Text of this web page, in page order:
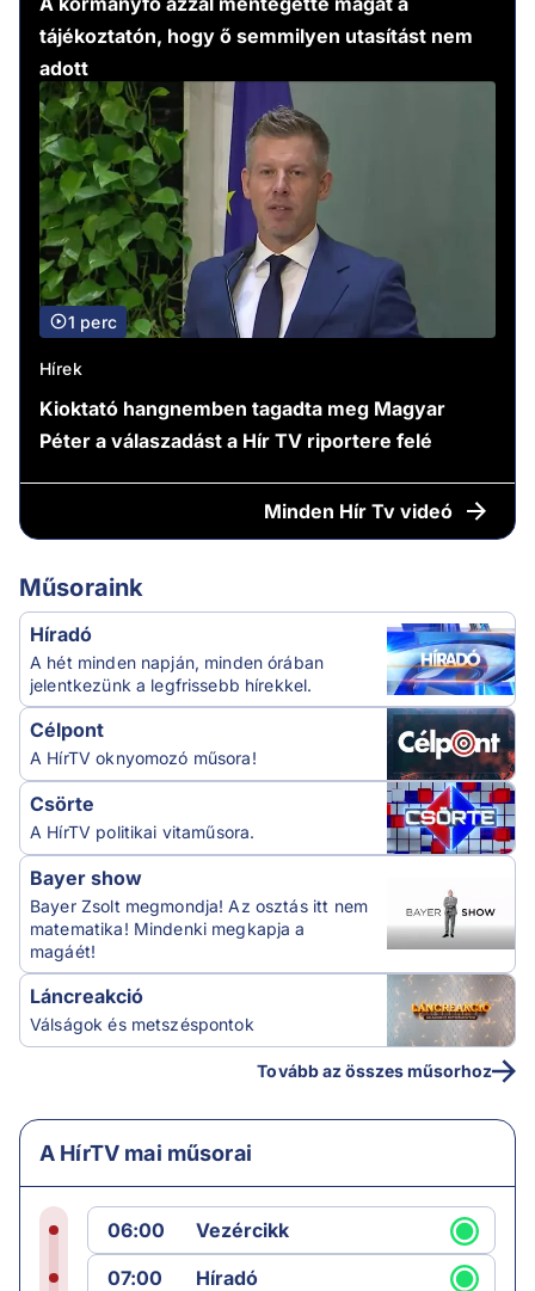
tájékoztatón, hogy ő semmilyen utasítást nem
adott
1 perc
Hírek
Kioktató hangnemben tagadta meg Magyar
Péter a válaszadást a Hír TV riportere felé
Minden Hír Tv videó
Műsoraink
Híradó
A hét minden napján, minden órában
jelentkezünk a legfrissebb hírekkel.
Célpont
A HírTV oknyomozó műsora!
Csörte
A HírTV politikai vitaműsora.
Bayer show
Bayer Zsolt megmondja! Az osztás itt nem
matematika! Mindenki megkapja a
magáét!
Láncreakció
Válságok és metszéspontok
Tovább az összes műsorhoz
A HírTV mai műsorai
06:00
Vezércikk
07:00
Híradó